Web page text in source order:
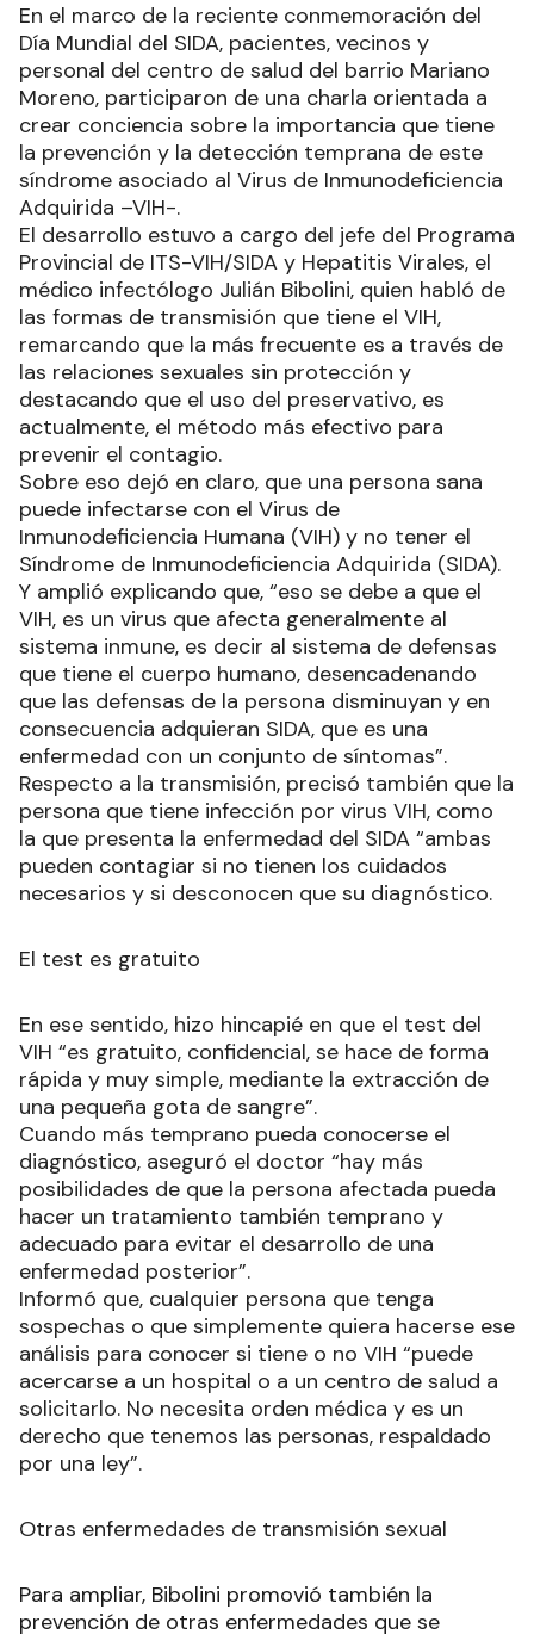
En el marco de la reciente conmemoración del
Día Mundial del SIDA, pacientes, vecinos y
personal del centro de salud del barrio Mariano
Moreno, participaron de una charla orientada a
crear conciencia sobre la importancia que tiene
la prevención y la detección temprana de este
síndrome asociado al Virus de Inmunodeficiencia
Adquirida –VIH-.
El desarrollo estuvo a cargo del jefe del Programa
Provincial de ITS-VIH/SIDA y Hepatitis Virales, el
médico infectólogo Julián Bibolini, quien habló de
las formas de transmisión que tiene el VIH,
remarcando que la más frecuente es a través de
las relaciones sexuales sin protección y
destacando que el uso del preservativo, es
actualmente, el método más efectivo para
prevenir el contagio.
Sobre eso dejó en claro, que una persona sana
puede infectarse con el Virus de
Inmunodeficiencia Humana (VIH) y no tener el
Síndrome de Inmunodeficiencia Adquirida (SIDA).
Y amplió explicando que, “eso se debe a que el
VIH, es un virus que afecta generalmente al
sistema inmune, es decir al sistema de defensas
que tiene el cuerpo humano, desencadenando
que las defensas de la persona disminuyan y en
consecuencia adquieran SIDA, que es una
enfermedad con un conjunto de síntomas”.
Respecto a la transmisión, precisó también que la
persona que tiene infección por virus VIH, como
la que presenta la enfermedad del SIDA “ambas
pueden contagiar si no tienen los cuidados
necesarios y si desconocen que su diagnóstico.
El test es gratuito
En ese sentido, hizo hincapié en que el test del
VIH “es gratuito, confidencial, se hace de forma
rápida y muy simple, mediante la extracción de
una pequeña gota de sangre”.
Cuando más temprano pueda conocerse el
diagnóstico, aseguró el doctor “hay más
posibilidades de que la persona afectada pueda
hacer un tratamiento también temprano y
adecuado para evitar el desarrollo de una
enfermedad posterior”.
Informó que, cualquier persona que tenga
sospechas o que simplemente quiera hacerse ese
análisis para conocer si tiene o no VIH “puede
acercarse a un hospital o a un centro de salud a
solicitarlo. No necesita orden médica y es un
derecho que tenemos las personas, respaldado
por una ley”.
Otras enfermedades de transmisión sexual
Para ampliar, Bibolini promovió también la
prevención de otras enfermedades que se